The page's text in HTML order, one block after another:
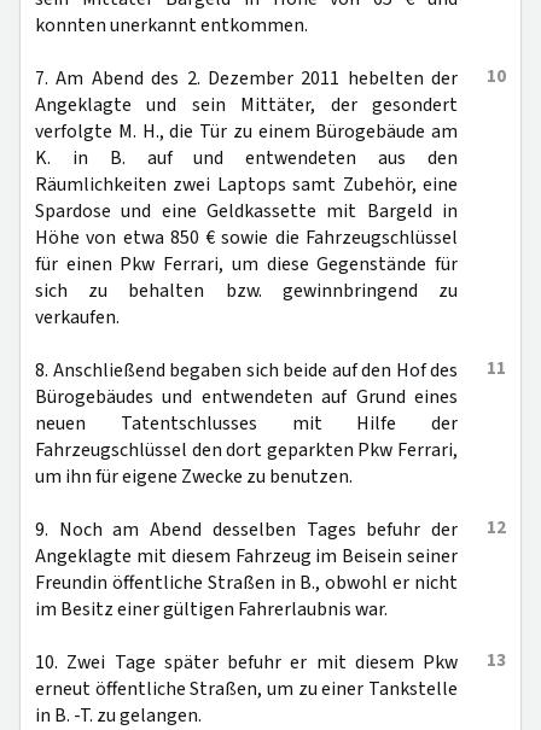
konnten unerkannt entkommen.
10
7. Am Abend des 2. Dezember 2011 hebelten der
Angeklagte und sein Mittäter, der gesondert
verfolgte M. H., die Tür zu einem Bürogebäude am
K. in B. auf und entwendeten aus den
Räumlichkeiten zwei Laptops samt Zubehör, eine
Spardose und eine Geldkassette mit Bargeld in
Höhe von etwa 850 € sowie die Fahrzeugschlüssel
für einen Pkw Ferrari, um diese Gegenstände für
sich zu behalten bzw. gewinnbringend zu
verkaufen.
11
8. Anschließend begaben sich beide auf den Hof des
Bürogebäudes und entwendeten auf Grund eines
neuen Tatentschlusses mit Hilfe der
Fahrzeugschlüssel den dort geparkten Pkw Ferrari,
um ihn für eigene Zwecke zu benutzen.
12
9. Noch am Abend desselben Tages befuhr der
Angeklagte mit diesem Fahrzeug im Beisein seiner
Freundin öffentliche Straßen in B., obwohl er nicht
im Besitz einer gültigen Fahrerlaubnis war.
13
10. Zwei Tage später befuhr er mit diesem Pkw
erneut öffentliche Straßen, um zu einer Tankstelle
in B. -T. zu gelangen.